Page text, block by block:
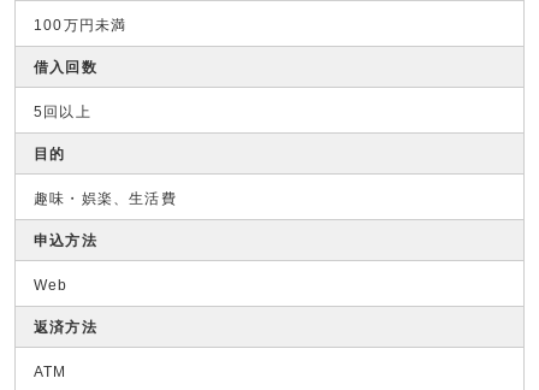
100万円未満
借入回数
5回以上
目的
趣味・娯楽、生活費
申込方法
Web
返済方法
ATM